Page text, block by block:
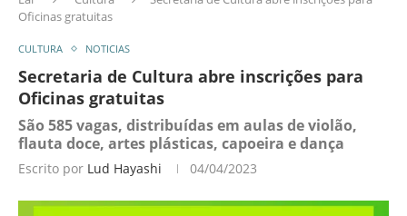
Oficinas gratuitas
CULTURA NOTICIAS
Secretaria de Cultura abre inscrições para
Oficinas gratuitas
São 585 vagas, distribuídas em aulas de violão,
flauta doce, artes plásticas, capoeira e dança
Escrito por Lud Hayashi 04/04/2023